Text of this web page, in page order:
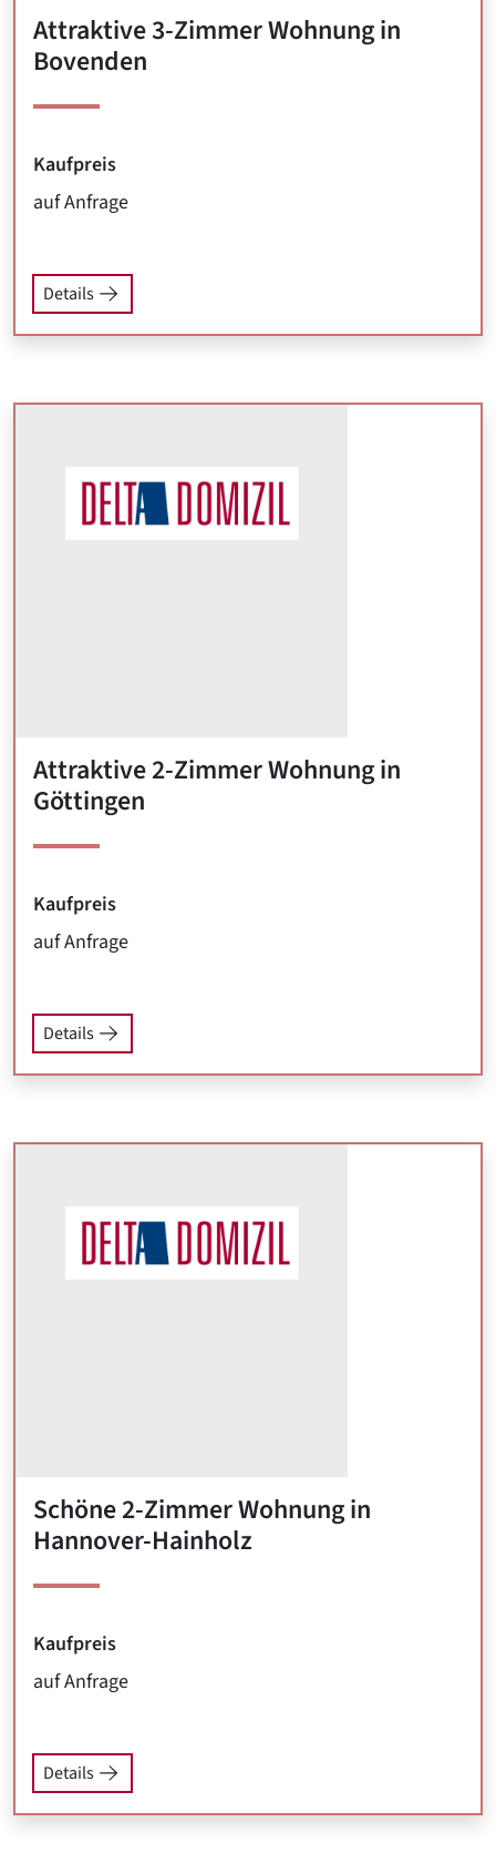
Attraktive 3-Zimmer Wohnung in
Bovenden
Kaufpreis
auf Anfrage
Details
Attraktive 2-Zimmer Wohnung in
Göttingen
Kaufpreis
auf Anfrage
Details
Schöne 2-Zimmer Wohnung in
Hannover-Hainholz
Kaufpreis
auf Anfrage
Details